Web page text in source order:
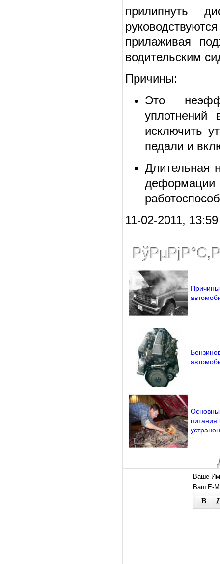
прилипнуть
прилаживая
водительским
Причины:
Это
исключить
педали и
Длительная
деформации
11-02-2011,
Причины
питания
Ваше
Ваш E-